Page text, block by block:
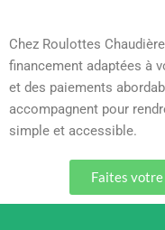
Chez Roulottes
financement adaptées à
et des paiements
accompagnent pour
simple et accessible.
Faites votre